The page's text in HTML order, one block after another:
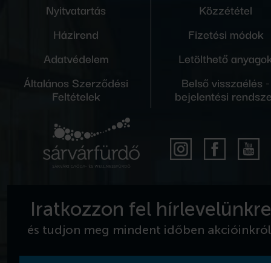
Nyitvatartás
Házirend
Adatvédelem
Általános Szerződési
Feltételek
Közzététel
Fizetési módok
Letölthető
Belső visszaélés -
bejelentési
Iratkozzon fel hírlevelünkre
és tudjon meg mindent időben